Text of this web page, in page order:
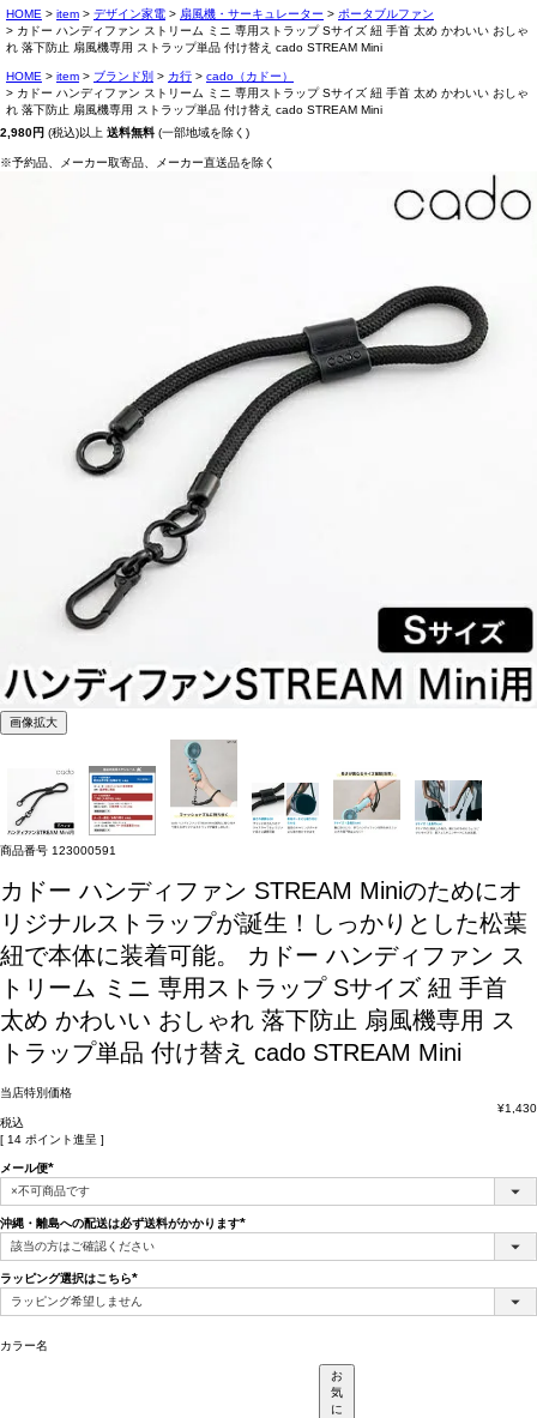
HOME item デザイン家電 扇風機・サーキュレーター
ポータブルファン
カドー ハンディファン ストリーム ミニ 専用ストラップ Sサイズ 紐 手首 太め かわいい おしゃ
れ 落下防止 扇風機専用 ストラップ単品 付け替え cado STREAM Mini
HOME item ブランド別 カ行
cado（カドー）
カドー ハンディファン ストリーム ミニ 専用ストラップ Sサイズ 紐 手首 太め かわいい おしゃ
れ 落下防止 扇風機専用 ストラップ単品 付け替え cado STREAM Mini
2,980円 (税込)以上 送料無料 (一部地域を除く)
※予約品、メーカー取寄品、メーカー直送品を除く
画像拡大
商品番号 123000591
カドー ハンディファン STREAM Miniのためにオ
リジナルストラップが誕生！しっかりとした松葉
紐で本体に装着可能。
カドー ハンディファン ス
トリーム ミニ 専用ストラップ Sサイズ 紐 手首
太め かわいい おしゃれ 落下防止 扇風機専用 ス
トラップ単品 付け替え cado STREAM Mini
当店特別価格
¥1,430
税込
[ 14 ポイント進呈 ]
メール便
(必
須)
沖縄・離島への配送は必ず送料がかかります
須)
ラッピング選択はこちら
(必
須)
カラー名
お
気
に